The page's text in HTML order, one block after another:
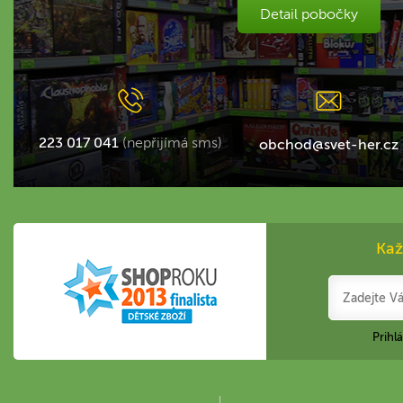
Detail pobočky
223 017 041 (nepřijímá sms) obchod@svet-her.cz